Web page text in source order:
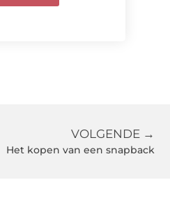
VOLGENDE →
Het kopen van een snapback